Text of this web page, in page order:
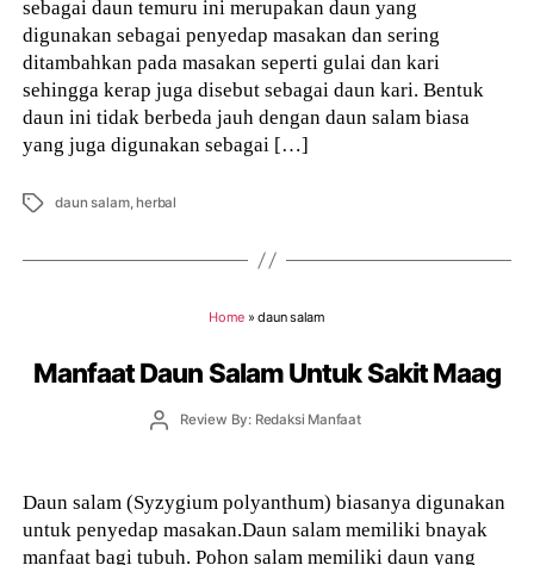
sebagai daun temuru ini merupakan daun yang
digunakan sebagai penyedap masakan dan sering
ditambahkan pada masakan seperti gulai dan kari
sehingga kerap juga disebut sebagai daun kari. Bentuk
daun ini tidak berbeda jauh dengan daun salam biasa
yang juga digunakan sebagai […]
Tags daun salam, herbal
Home »daun salam
Manfaat Daun Salam Untuk Sakit Maag
PostReview By: Redaksi Manfaat
Daun salam (Syzygium polyanthum) biasanya digunakan
untuk penyedap masakan.Daun salam memiliki bnayak
manfaat bagi tubuh. Pohon salam memiliki daun yang